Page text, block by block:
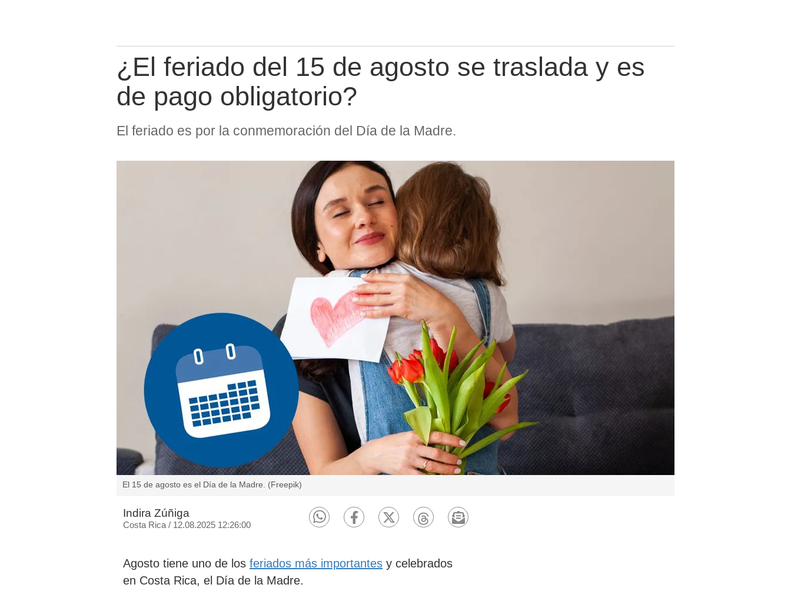
¿El feriado del 15 de agosto se traslada y es
de pago obligatorio?
El feriado es por la conmemoración del Día de la Madre.
El 15 de agosto es el Día de la Madre. (Freepik)
Indira Zúñiga
Costa Rica/ 12.08.2025 12:26:00
Agosto tiene uno de los feriados más importantes y celebrados
en Costa Rica, el Día de la Madre.